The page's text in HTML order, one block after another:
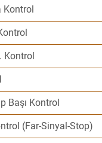
Kontrol
Kontrol
Başı Kontrol
(Far-Sinyal-Stop)